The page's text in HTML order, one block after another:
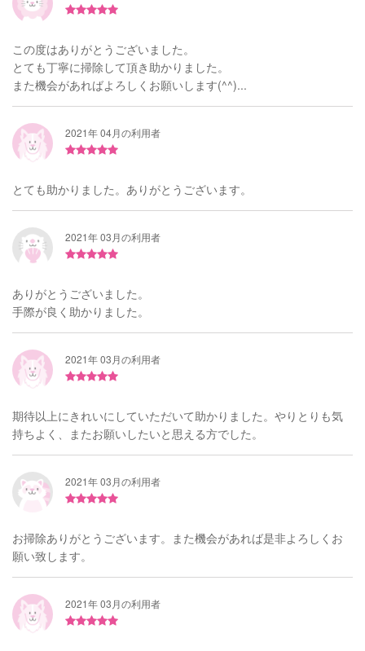
この度はありがとうございました。
とても丁寧に掃除して頂き助かりました。
また機会があればよろしくお願いします(^^)...
2021年 04月の利用者
とても助かりました。ありがとうございます。
2021年 03月の利用者
ありがとうございました。
手際が良く助かりました。
2021年 03月の利用者
期待以上にきれいにしていただいて助かりました。やりとりも気
持ちよく、またお願いしたいと思える方でした。
2021年 03月の利用者
お掃除ありがとうございます。また機会があれば是非よろしくお
願い致します。
2021年 03月の利用者